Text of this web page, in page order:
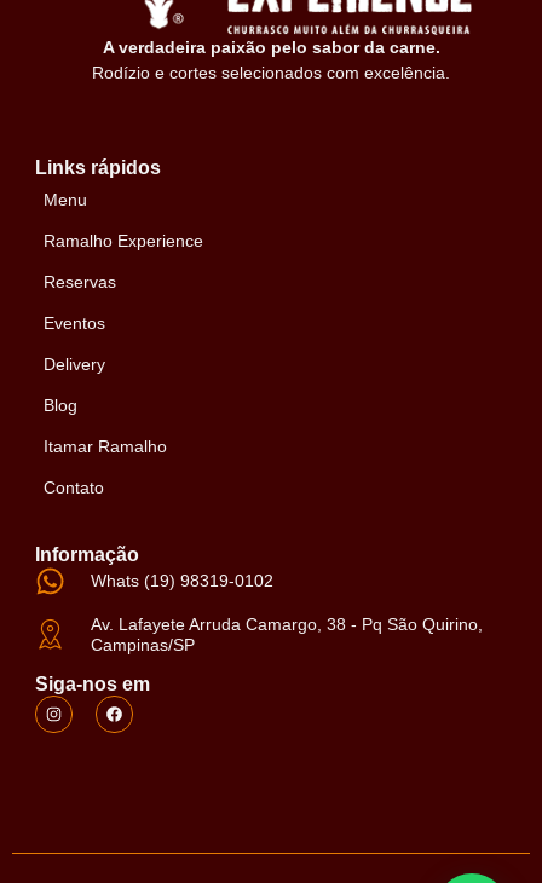
A verdadeira paixão pelo sabor da carne.
Rodízio e cortes selecionados com excelência.
Links rápidos
Menu
Ramalho Experience
Reservas
Eventos
Delivery
Blog
Itamar Ramalho
Contato
Informação
Whats (19) 98319-0102
Av. Lafayete Arruda Camargo, 38 - Pq São Quirino,
Campinas/SP
Siga-nos em